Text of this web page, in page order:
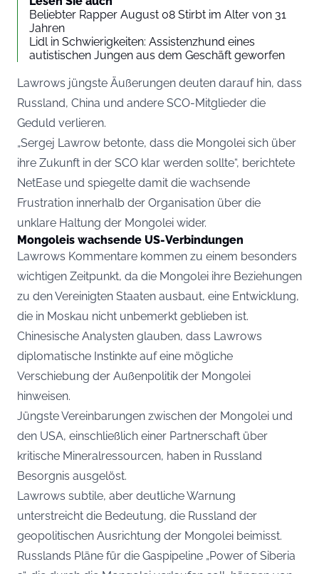
Beliebter Rapper August 08 Stirbt im Alter von 31
Jahren
Lidl in Schwierigkeiten: Assistenzhund eines
autistischen Jungen aus dem Geschäft geworfen
Lawrows jüngste Äußerungen deuten darauf hin, dass
Russland, China und andere SCO-Mitglieder die
Geduld verlieren.
„Sergej Lawrow betonte, dass die Mongolei sich über
ihre Zukunft in der SCO klar werden sollte“, berichtete
NetEase und spiegelte damit die wachsende
Frustration innerhalb der Organisation über die
unklare Haltung der Mongolei wider.
Mongoleis wachsende US-Verbindungen
Lawrows Kommentare kommen zu einem besonders
wichtigen Zeitpunkt, da die Mongolei ihre Beziehungen
zu den Vereinigten Staaten ausbaut, eine Entwicklung,
die in Moskau nicht unbemerkt geblieben ist.
Chinesische Analysten glauben, dass Lawrows
diplomatische Instinkte auf eine mögliche
Verschiebung der Außenpolitik der Mongolei
hinweisen.
Jüngste Vereinbarungen zwischen der Mongolei und
den USA, einschließlich einer Partnerschaft über
kritische Mineralressourcen, haben in Russland
Besorgnis ausgelöst.
Lawrows subtile, aber deutliche Warnung
unterstreicht die Bedeutung, die Russland der
geopolitischen Ausrichtung der Mongolei beimisst.
Russlands Pläne für die Gaspipeline „Power of Siberia